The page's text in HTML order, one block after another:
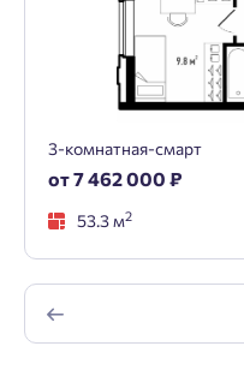
3-комнатная-смарт
от 7 462 000 ₽
53.3 м2